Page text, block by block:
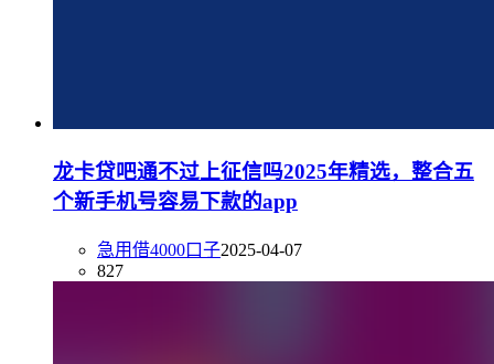
龙卡贷吧通不过上征信吗2025年精选，整合五
个新手机号容易下款的app
急用借4000口子2025-04-07
827